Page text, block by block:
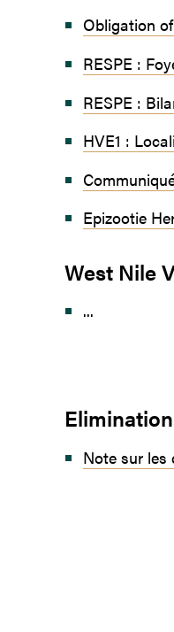
Obligation
RESPE :
RESPE :
HVE1 :
Epizootie
West Nile
...
Note sur les